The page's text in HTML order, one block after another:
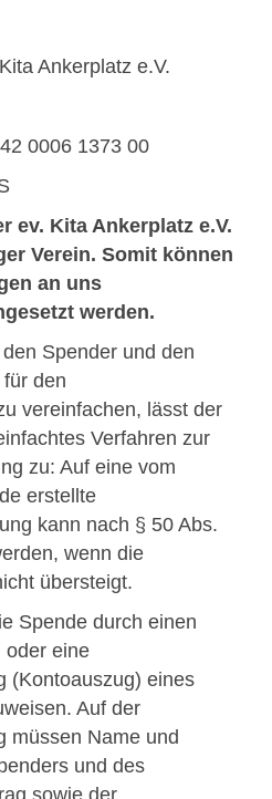
Ankerplatz e.V.
0006 1373 00
ev. Kita Ankerplatz e.V.
Verein. Somit können
an uns
werden.
Spender und den
den
vereinfachen, lässt der
Verfahren zur
zu: Auf eine vom
erstellte
kann nach § 50 Abs.
wenn die
übersteigt.
Spende durch einen
oder eine
(Kontoauszug) eines
Auf der
müssen Name und
und des